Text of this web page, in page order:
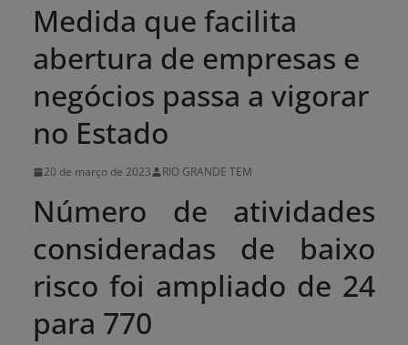
Medida que facilita
abertura de empresas e
negócios passa a vigorar
no Estado
20 de março de 2023 RIO GRANDE TEM
Número de atividades
consideradas de baixo
risco foi ampliado de 24
para 770